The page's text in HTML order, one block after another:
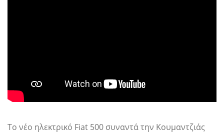
Το νέο ηλεκτρικό Fiat 500 συναντά την Κουμαντζιάς